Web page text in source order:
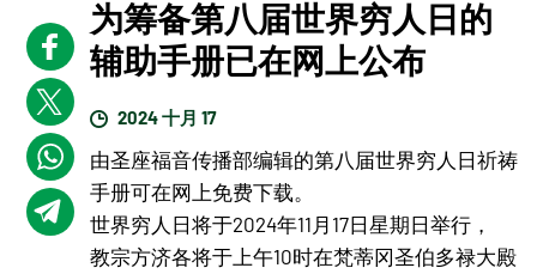
为筹备第八届世界穷人日的
辅助手册已在网上公布
2024 十月 17
由圣座福音传播部编辑的第八届世界穷人日祈祷
手册可在网上免费下载。
世界穷人日将于2024年11月17日星期日举行，
教宗方济各将于上午10时在梵蒂冈圣伯多禄大殿